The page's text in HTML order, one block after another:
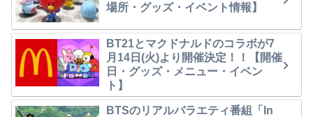
場所・グッズ・イベント情報】
BT21とマクドナルドのコラボが7
月14日(火)より開催決定！！【開催
日・グッズ・メニュー・イベン
ト】
BTSのリアルバラエティ番組「In